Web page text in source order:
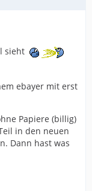
sieht
ebayer mit erst
Papiere (billig)
in den neuen
Dann hast was